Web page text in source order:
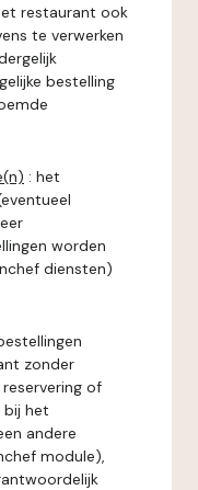
restaurant ook
te verwerken
bestelling
: het
worden
diensten)
zonder
of
bij het
andere
module),